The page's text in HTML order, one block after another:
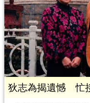
狄志為揭遺憾 忙